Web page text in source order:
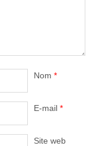
Nom *
E-mail *
Site web